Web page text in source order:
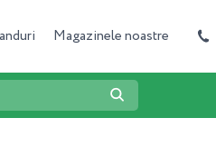
Magazinele noastre